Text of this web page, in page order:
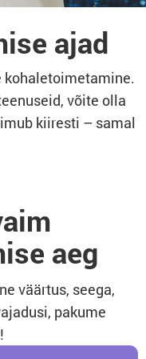
ajad
kohaletoimetamine.
võite olla
kiiresti – samal
aeg
väärtus, seega,
pakume